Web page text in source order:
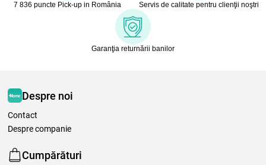
7 836 puncte Pick-up in România Servis de calitate pentru clienţii noştri
Garanţia returnării banilor
Despre noi
Contact
Despre companie
Cumpărături